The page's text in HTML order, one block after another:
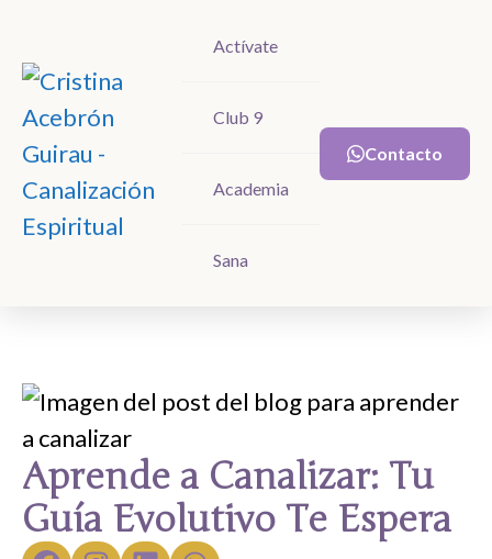
Actívate
Club 9
Academia
Sana
Contacto
Actívate
Club 9
Academia
Sana
Contacto
Aprende a Canalizar: Tu
Guía Evolutivo Te Espera